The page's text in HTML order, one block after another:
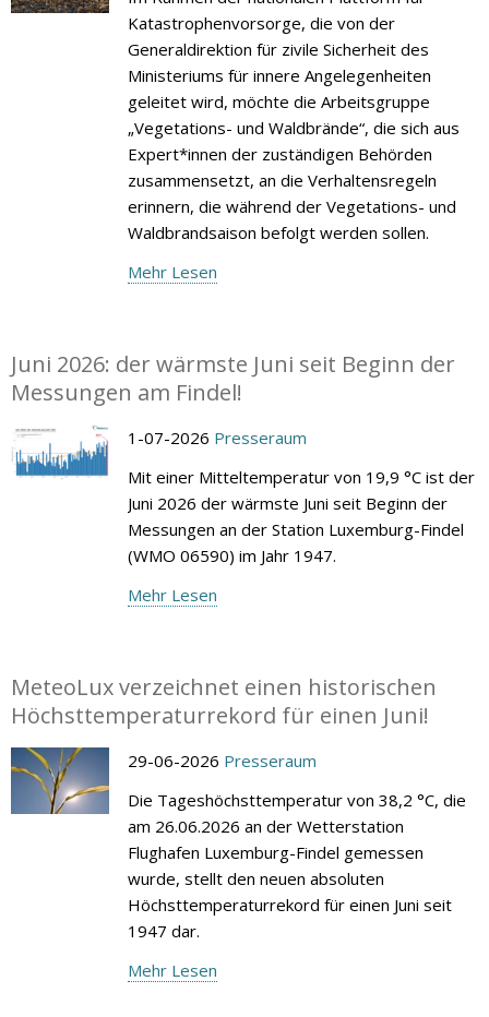
Katastrophenvorsorge, die von der
Generaldirektion für zivile Sicherheit des
Ministeriums für innere Angelegenheiten
geleitet wird, möchte die Arbeitsgruppe
„Vegetations- und Waldbrände“, die sich aus
Expert*innen der zuständigen Behörden
zusammensetzt, an die Verhaltensregeln
erinnern, die während der Vegetations- und
Waldbrandsaison befolgt werden sollen.
Mehr Lesen
Juni 2026: der wärmste Juni seit Beginn der
Messungen am Findel!
1-07-2026 Presseraum
Mit einer Mitteltemperatur von 19,9 °C ist der
Juni 2026 der wärmste Juni seit Beginn der
Messungen an der Station Luxemburg-Findel
(WMO 06590) im Jahr 1947.
Mehr Lesen
MeteoLux verzeichnet einen historischen
Höchsttemperaturrekord für einen Juni!
29-06-2026 Presseraum
Die Tageshöchsttemperatur von 38,2 °C, die
am 26.06.2026 an der Wetterstation
Flughafen Luxemburg-Findel gemessen
wurde, stellt den neuen absoluten
Höchsttemperaturrekord für einen Juni seit
1947 dar.
Mehr Lesen